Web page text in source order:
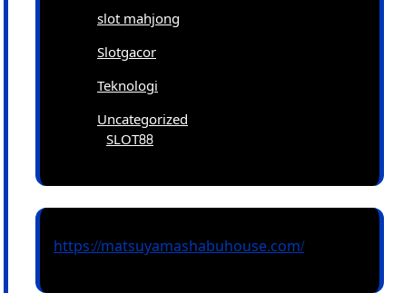
slot mahjong
Slotgacor
Teknologi
Uncategorized
SLOT88
https://matsuyamashabuhouse.com/